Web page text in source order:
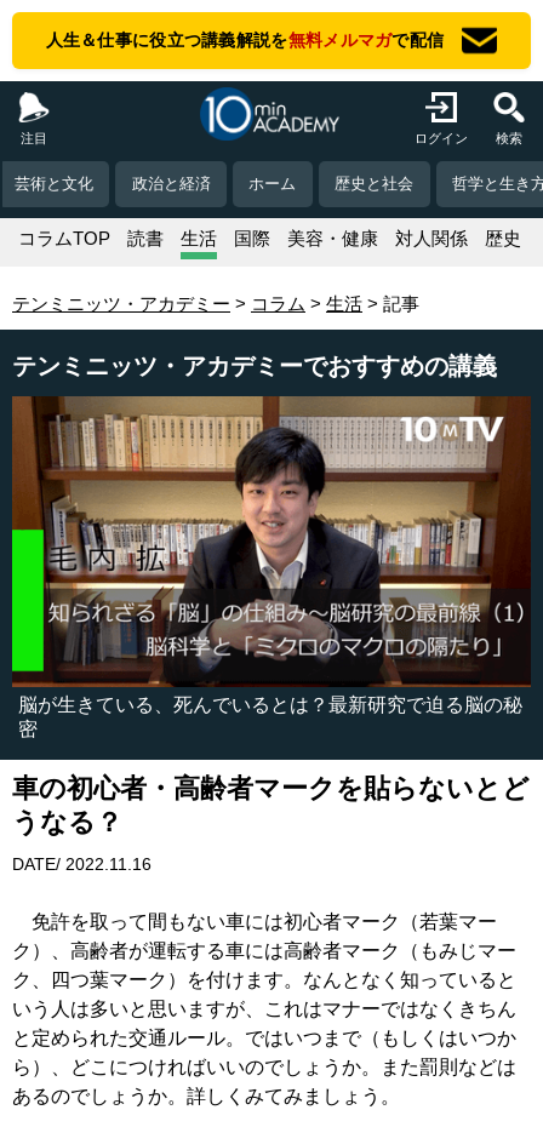
人生＆仕事に役立つ講義解説を無料メルマガで配信
注目 ログイン 検索
芸術と文化 政治と経済 ホーム 歴史と社会 哲学と生き
コラムTOP 読書 生活 国際 美容・健康 対人関係 歴史
テンミニッツ・アカデミー コラム 生活 記事
テンミニッツ・アカデミーでおすすめの講義
脳が生きている、死んでいるとは？最新研究で迫る脳の秘
密
車の初心者・高齢者マークを貼らないとど
うなる？
DATE/ 2022.11.16
免許を取って間もない車には初心者マーク（若葉マー
ク）、高齢者が運転する車には高齢者マーク（もみじマー
ク、四つ葉マーク）を付けます。なんとなく知っていると
いう人は多いと思いますが、これはマナーではなくきちん
と定められた交通ルール。ではいつまで（もしくはいつか
ら）、どこにつければいいのでしょうか。また罰則などは
あるのでしょうか。詳しくみてみましょう。